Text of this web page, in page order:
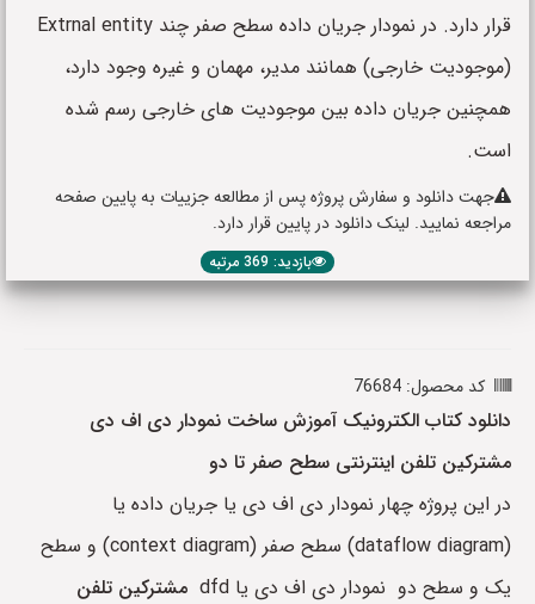
قرار دارد. در نمودار جریان داده سطح صفر چند Extrnal entity
(موجودیت خارجی) همانند مدیر، مهمان و غیره وجود دارد،
همچنین جریان داده بین موجودیت های خارجی رسم شده
است.
جهت دانلود و سفارش پروژه پس از مطالعه جزییات به پایین صفحه
مراجعه نمایید. لینک دانلود در پایین قرار دارد.
بازدید: 369 مرتبه
کد محصول: 76684
دانلود کتاب الکترونیک آموزش ساخت نمودار دی اف دی
مشترکین تلفن اینترنتی سطح صفر تا دو
در این پروژه چهار نمودار دی اف دی یا جریان داده یا
(dataflow diagram) سطح صفر (context diagram) و سطح
یک و سطح دو نمودار دی اف دی یا dfd
مشترکین تلفن